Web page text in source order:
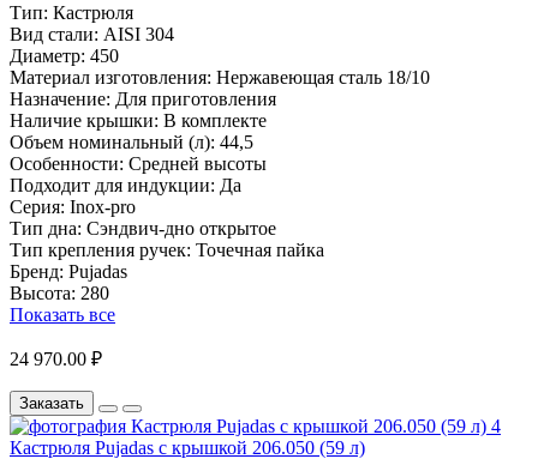
Тип: Кастрюля
Вид стали: AISI 304
Диаметр: 450
Материал изготовления: Нержавеющая сталь 18/10
Назначение: Для приготовления
Наличие крышки: В комплекте
Объем номинальный (л): 44,5
Особенности: Средней высоты
Подходит для индукции: Да
Серия: Inox-pro
Тип дна: Сэндвич-дно открытое
Тип крепления ручек: Точечная пайка
Бренд: Pujadas
Высота: 280
Показать все
24 970.00 ₽
Заказать
Кастрюля Pujadas с крышкой 206.050 (59 л)